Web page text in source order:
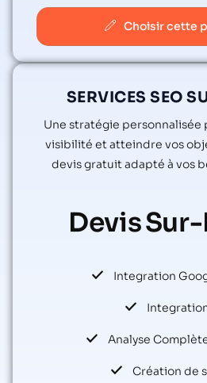
Choisir cette
SERVICES SEO
Une stratégie
visibilité et atteindre vos
devis gratuit adapté à vos
Devis
Integration
Analyse
Création de